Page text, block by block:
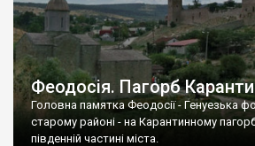
Феодосія. Пагорб
Головна памятка Феодосії - Генуезька
старому районі - на Карантинному
південній частині міста.